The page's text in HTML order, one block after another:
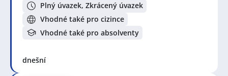
Plný úvazek, Zkrácený úvazek
Vhodné také pro cizince
Vhodné také pro absolventy
dnešní